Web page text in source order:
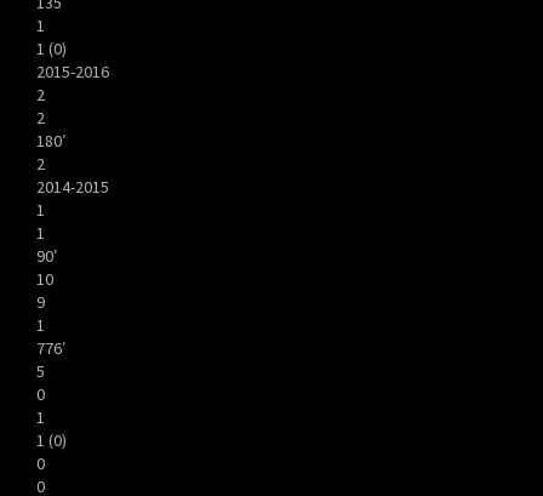
1
1 (0)
2015-2016
2
2
180′
2
2014-2015
1
1
90′
10
9
1
776′
5
0
1
1 (0)
0
0